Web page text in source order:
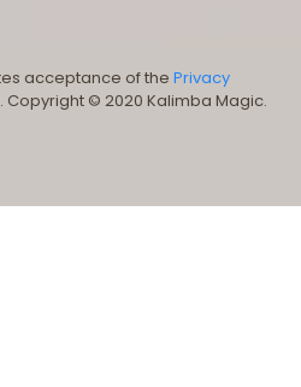
acceptance of the Privacy
. Copyright © 2020 Kalimba Magic.